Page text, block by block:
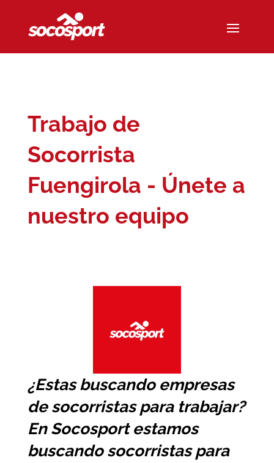
Trabajo de
Socorrista
Fuengirola - Únete a
nuestro equipo
¿Estas buscando empresas
de socorristaspara trabajar?
En Socosport estamos
buscando socorristas para